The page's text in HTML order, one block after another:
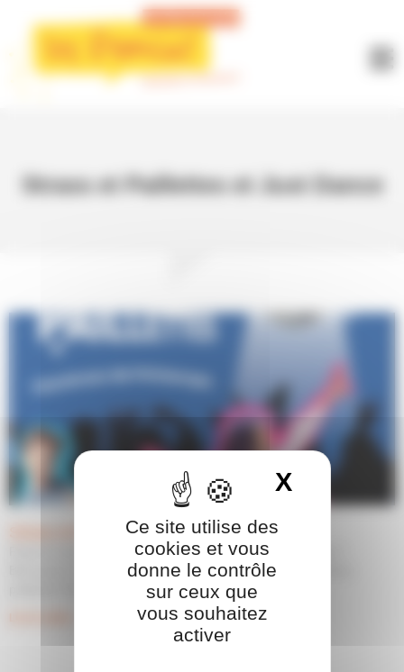
Panneau de gestion des cookies
Ce site utilise des
cookies et vous
donne le contrôle
sur ceux que
vous souhaitez
activer
X
Strass et Paillettes et Just Dance
Strass et Paillettes et Just Dance
Rejoins-nous dans un monde où le fun brille de mille feux !
Bienvenue à notre accueil de loisirs pour vivre une aventure